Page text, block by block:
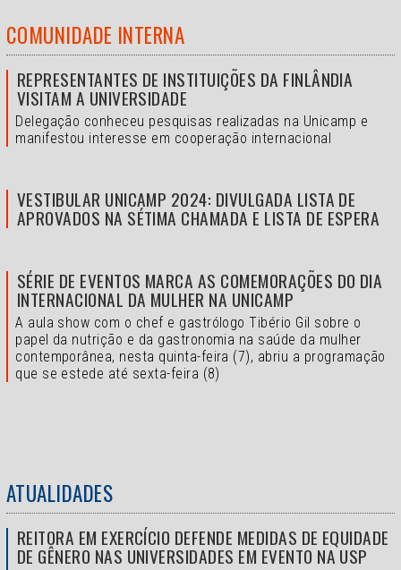
COMUNIDADE INTERNA
REPRESENTANTES DE INSTITUIÇÕES DA FINLÂNDIA
VISITAM A UNIVERSIDADE
Delegação conheceu pesquisas realizadas na Unicamp e
manifestou interesse em cooperação internacional
VESTIBULAR UNICAMP 2024: DIVULGADA LISTA DE
APROVADOS NA SÉTIMA CHAMADA E LISTA DE ESPERA
SÉRIE DE EVENTOS MARCA AS COMEMORAÇÕES DO DIA
INTERNACIONAL DA MULHER NA UNICAMP
A aula show com o chef e gastrólogo Tibério Gil sobre o
papel da nutrição e da gastronomia na saúde da mulher
contemporânea, nesta quinta-feira (7), abriu a programação
que se estede até sexta-feira (8)
ATUALIDADES
REITORA EM EXERCÍCIO DEFENDE MEDIDAS DE EQUIDADE
DE GÊNERO NAS UNIVERSIDADES EM EVENTO NA USP